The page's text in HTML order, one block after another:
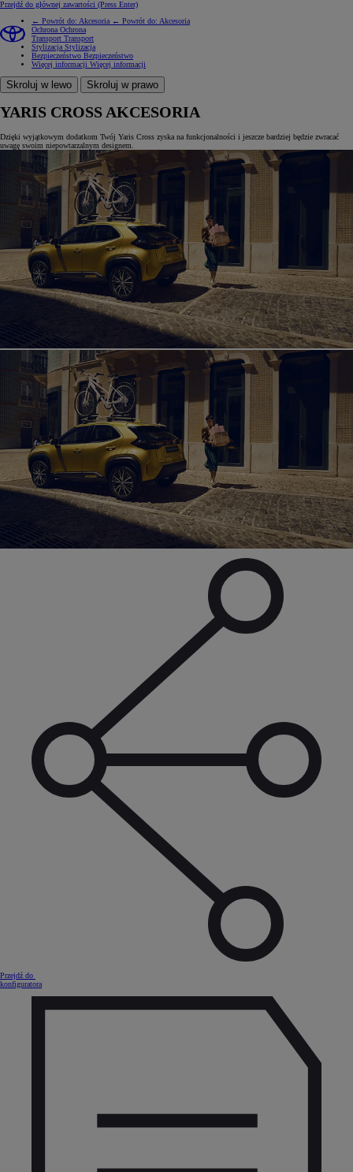
Przejdź do głównej zawartości (Press Enter)
← Powrót do: Akcesoria ← Powrót do: Akcesoria
Ochrona Ochrona
Transport Transport
Stylizacja Stylizacja
Bezpieczeństwo Bezpieczeństwo
Więcej informacji Więcej informacji
Skroluj w lewo Skroluj w prawo
YARIS CROSS AKCESORIA
Dzięki wyjątkowym dodatkom Twój Yaris Cross zyska na funkcjonalności i jeszcze bardziej będzie zwracać
uwagę swoim niepowtarzalnym designem.
Przejdź do
konfiguratora